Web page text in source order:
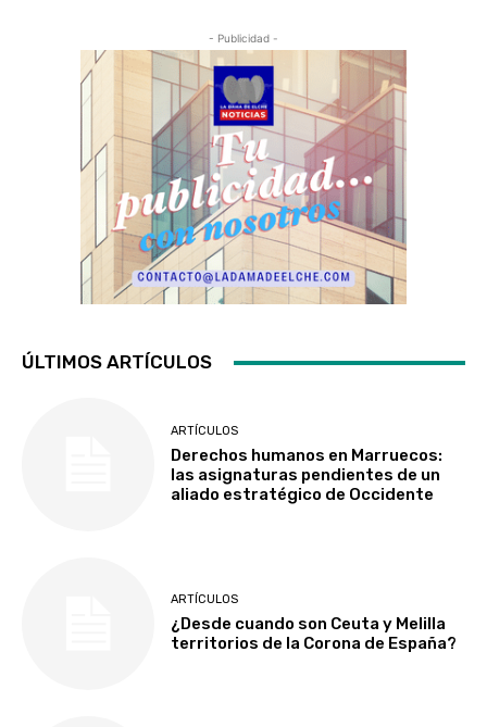
- Publicidad -
ÚLTIMOS ARTÍCULOS
ARTÍCULOS
Derechos humanos en Marruecos:
las asignaturas pendientes de un
aliado estratégico de Occidente
ARTÍCULOS
¿Desde cuando son Ceuta y Melilla
territorios de la Corona de España?